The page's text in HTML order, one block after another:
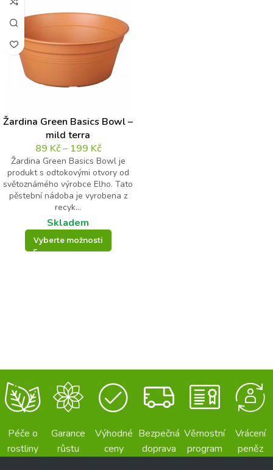
Žardina Green Basics Bowl –
mild terra
89 Kč– 199 Kč
Žardina Green Basics Bowl je
produkt s odtokovými otvory od
světoznámého výrobce Elho. Tato
pěstební nádoba je vyrobena z
recyk...
Skladem
Vyberte možnosti
Péče o
rostliny
Garance
růstu
Výhodné
ceny
Bezpečná
doprava
Věrnostní
program
Vrácení
peněz